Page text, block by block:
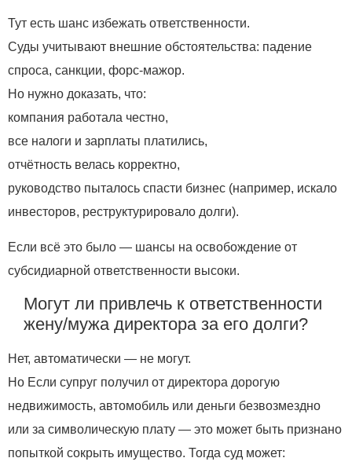
Тут есть шанс избежать ответственности.
Суды учитывают внешние обстоятельства: падение
спроса, санкции, форс-мажор.
Но нужно доказать, что:
компания работала честно,
все налоги и зарплаты платились,
отчётность велась корректно,
руководство пыталось спасти бизнес (например, искало
инвесторов, реструктурировало долги).
Если всё это было — шансы на освобождение от
субсидиарной ответственности высоки.
Могут ли привлечь к ответственности
жену/мужа директора за его долги?
Нет, автоматически — не могут.
Но Если супруг получил от директора дорогую
недвижимость, автомобиль или деньги безвозмездно
или за символическую плату — это может быть признано
попыткой сокрыть имущество. Тогда суд может: